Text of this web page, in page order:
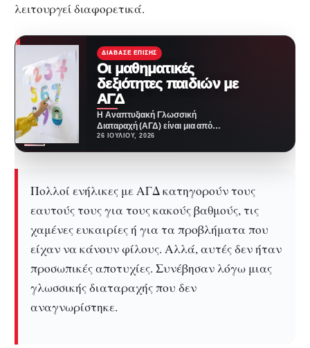
λειτουργεί διαφορετικά.
ΔΙΆΒΑΣΕ ΕΠΊΣΗΣ
Οι μαθηματικές
δεξιότητες παιδιών με
ΑΓΔ
Η Αναπτυξιακή Γλωσσική
Διαταραχή (ΑΓΔ) είναι μια από
τις πιο συχνές
26 ΙΟΥΛΊΟΥ, 2026
Πολλοί ενήλικες με ΑΓΔ κατηγορούν τους
εαυτούς τους για τους κακούς βαθμούς, τις
χαμένες ευκαιρίες ή για τα προβλήματα που
είχαν να κάνουν φίλους. Αλλά, αυτές δεν ήταν
προσωπικές αποτυχίες. Συνέβησαν λόγω μιας
γλωσσικής διαταραχής που δεν
αναγνωρίστηκε.